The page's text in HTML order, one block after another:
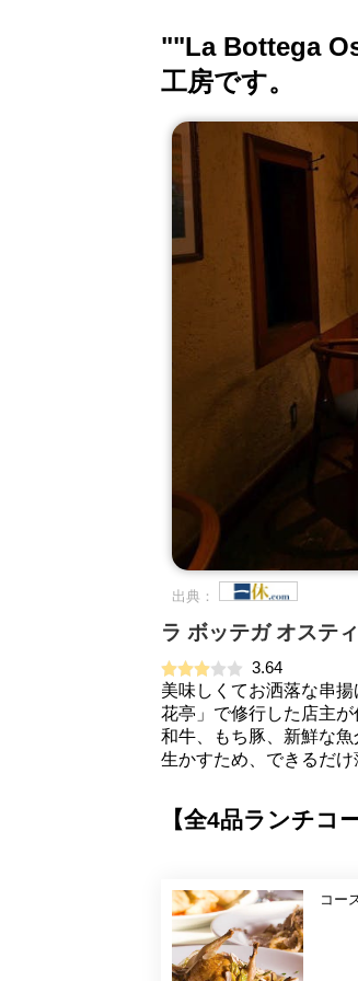
""La Bottega
工房です。
出典：
ラ ボッテガ オステ
3.64
美味しくてお洒落な串
花亭」で修行した店主
和牛、もち豚、新鮮な
生かすため、できるだ
【全4品ランチ
コー